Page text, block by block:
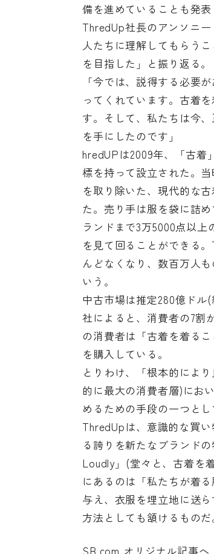
備を進めていることも発表
ThredUp社長のアンソニ
人たちに理解してもらう
を目指した」と振り返る。
「今では、説得する必要
ってくれています。古着
す。そして、私たちは今
を手にしたのです」
hredUPは2009年、「古着
標を持って設立された。
を取り除いた、現代的な
た。売り手は服を袋に詰
ランドまで3万5000点以
を見て回ることができる
んどなくなり、数百万人
いう。
中古市場は推定280億ドル
社によると、消費者の7割
の消費者は「古着を着る
を購入している。
とりわけ、「根本的によ
的に最大の消費者層)にお
めるための手段の一つとし
ThredUpは、意識的な買
る誇りを新たなブランド
Loudly」(堂々と、古着を
にあるのは「私たちが着
与え、衣服を埋立地に送
方法としても頷けるものだ
SB.com オリジナル記事へ